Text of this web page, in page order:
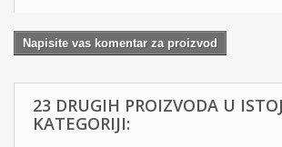
Napisite vas komentar za proizvod
23 DRUGIH PROIZVODA U ISTOJ
KATEGORIJI: